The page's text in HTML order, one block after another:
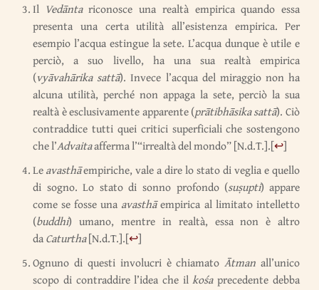
Il Vedāntariconosce una realtà empirica quando essa
presenta una certa utilità all’esistenza empirica. Per
esempio l’acqua estingue la sete. L’acqua dunque è utile e
perciò, a suo livello, ha una sua realtà empirica
(vyāvahārika sattā). Invece l’acqua del miraggio non ha
alcuna utilità, perché non appaga la sete, perciò la sua
realtà è esclusivamente apparente (prātibhāsika sattā). Ciò
contraddice tutti quei critici superficiali che sostengono
che l’Advaitaafferma l’“irrealtà del mondo” [N.d.T.].[↩]
Leavasthāempiriche, vale a dire lo stato di veglia e quello
di sogno. Lo stato di sonno profondo (suṣupti) appare
come se fosse una avasthāempirica al limitato intelletto
(buddhi) umano, mentre in realtà, essa non è altro
daCaturtha[N.d.T.].[↩]
Ognuno di questi involucri è chiamatoĀtmanall’unico
scopo di contraddire l’idea che ilkośaprecedente debba